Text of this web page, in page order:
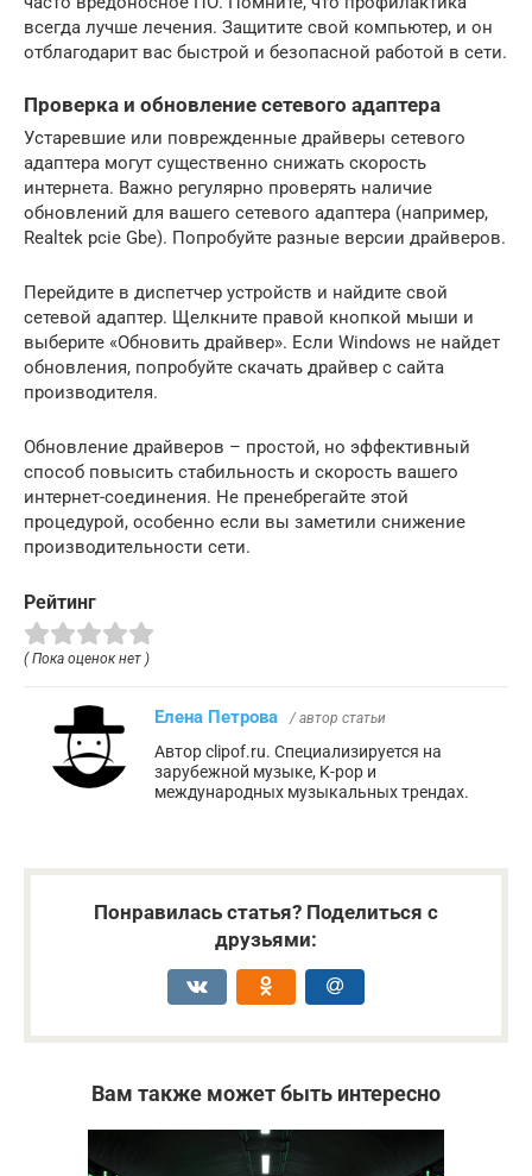
всегда лучше лечения. Защитите свой компьютер, и он
отблагодарит вас быстрой и безопасной работой в сети.
Проверка и обновление сетевого адаптера
Устаревшие или поврежденные драйверы сетевого
адаптера могут существенно снижать скорость
интернета. Важно регулярно проверять наличие
обновлений для вашего сетевого адаптера (например,
Realtek pcie Gbe). Попробуйте разные версии драйверов.
Перейдите в диспетчер устройств и найдите свой
сетевой адаптер. Щелкните правой кнопкой мыши и
выберите «Обновить драйвер». Если Windows не найдет
обновления, попробуйте скачать драйвер с сайта
производителя.
Обновление драйверов – простой, но эффективный
способ повысить стабильность и скорость вашего
интернет-соединения. Не пренебрегайте этой
процедурой, особенно если вы заметили снижение
производительности сети.
Рейтинг
( Пока оценок нет )
Елена Петрова / автор статьи
Автор clipof.ru. Специализируется на
зарубежной музыке, K-pop и
международных музыкальных трендах.
Понравилась статья? Поделиться с
друзьями:
Вам также может быть интересно